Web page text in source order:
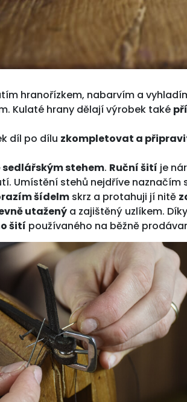
hranořízkem, nabarvím a
Kulaté hrany dělají výrobek také
díl po dílu zkompletovat a
stehem. Ruční šití je
Umístění stehů nejdříve
šídelm skrz a protahuji jí nitě
utažený a zajištěný uzlíkem.
šití používaného na běžně